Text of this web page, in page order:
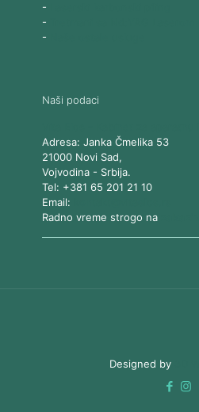
-
-
-
Naši podaci
Adresa: Janka Čmelika 53
21000 Novi Sad,
Vojvodina- Srbija.
Tel: +381 65 201 21 10
Email:
Radno vreme strogo na
Designed by